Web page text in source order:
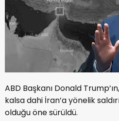
ABD Başkanı Donald
kalsa dahi İran’a yönelik
olduğu öne sürüldü.